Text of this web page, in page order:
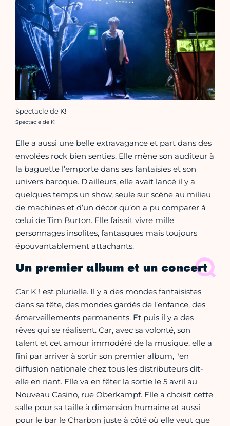
Spectacle de K!
Crédit photo :
Spectacle de K!
Elle a aussi une belle extravagance et part dans des
envolées rock bien senties. Elle mène son auditeur à
la baguette l’emporte dans ses fantaisies et son
univers baroque. D'ailleurs, elle avait lancé il y a
quelques temps un show, seule sur scène au milieu
de machines et d’un décor qu’on a pu comparer à
celui de Tim Burton. Elle faisait vivre mille
personnages insolites, fantasques mais toujours
épouvantablement attachants.
Un premier album et un concert
Car K ! est plurielle. Il y a des mondes fantaisistes
dans sa tête, des mondes gardés de l’enfance, des
émerveillements permanents. Et puis il y a des
rêves qui se réalisent. Car, avec sa volonté, son
talent et cet amour immodéré de la musique, elle a
fini par arriver à sortir son premier album, "en
diffusion nationale chez tous les distributeurs dit-
elle en riant. Elle va en fêter la sortie le 5 avril au
Nouveau Casino, rue Oberkampf. Elle a choisit cette
salle pour sa taille à dimension humaine et aussi
pour le bar le Charbon juste à côté où elle veut que